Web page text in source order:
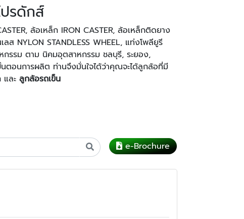
รดักส์
ล้อเหล็ก IRON CASTER, ล้อเหล็กติดยาง
ส NYLON STANDLESS WHEEL, แท่งโพลียูรี
กรรม ตาม นิคมอุตสาหกรรม ชลบุรี, ระยอง,
ตอนการผลิต ท่านจึงมั่นใจได้ว่าคุณจะได้ลูกล้อที่มี
ละ ลูกล้อรถเข็น
e-Brochure